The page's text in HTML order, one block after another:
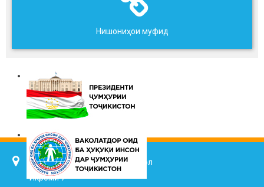
Нишониҳои муфид
734025, ш. Душанбе, кӯч. Ҷалол
Икромӣ 7